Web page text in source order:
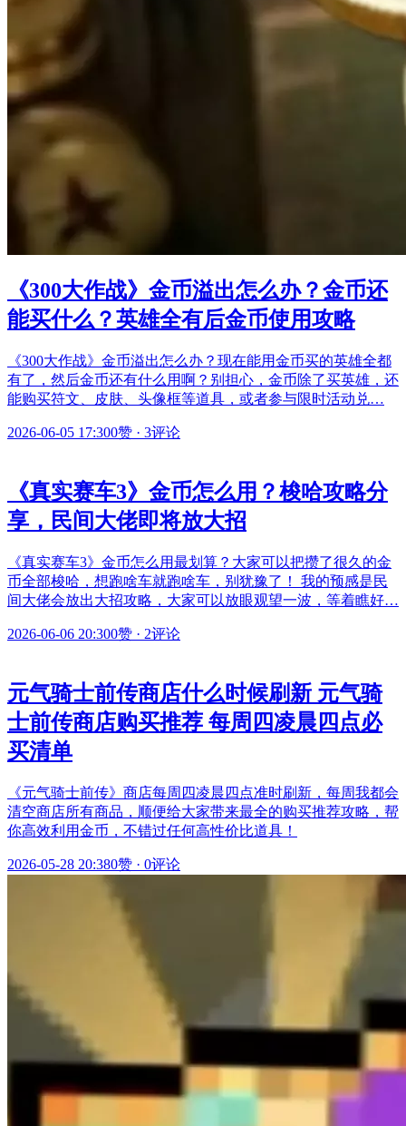
《300大作战》金币溢出怎么办？金币还
能买什么？英雄全有后金币使用攻略
《300大作战》金币溢出怎么办？现在能用金币买的英雄全都
有了，然后金币还有什么用啊？别担心，金币除了买英雄，还
能购买符文、皮肤、头像框等道具，或者参与限时活动兑…
2026-06-05 17:300赞 · 3评论
《真实赛车3》金币怎么用？梭哈攻略分
享，民间大佬即将放大招
《真实赛车3》金币怎么用最划算？大家可以把攒了很久的金
币全部梭哈，想跑啥车就跑啥车，别犹豫了！ 我的预感是民
间大佬会放出大招攻略，大家可以放眼观望一波，等着瞧好…
2026-06-06 20:300赞 · 2评论
元气骑士前传商店什么时候刷新 元气骑
士前传商店购买推荐 每周四凌晨四点必
买清单
《元气骑士前传》商店每周四凌晨四点准时刷新，每周我都会
清空商店所有商品，顺便给大家带来最全的购买推荐攻略，帮
你高效利用金币，不错过任何高性价比道具！
2026-05-28 20:380赞 · 0评论